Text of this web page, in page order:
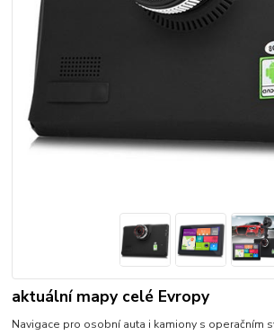
aktuální mapy celé Evropy
Navigace pro osobní auta i kamiony s operačním